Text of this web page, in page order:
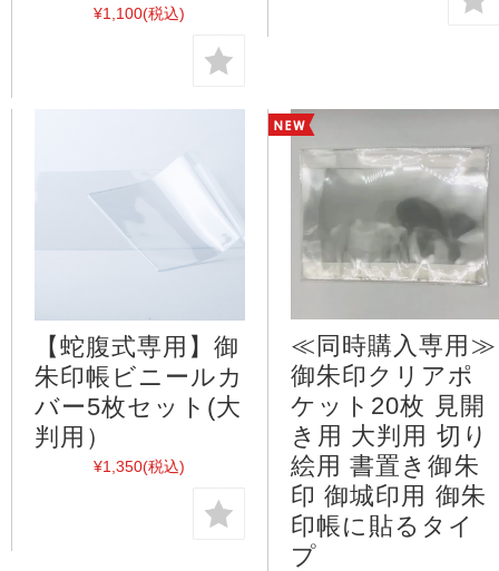
¥1,100(税込)
【蛇腹式専用】御
朱印帳ビニールカ
バー5枚セット(大
判用）
¥1,350(税込)
≪同時購入専用≫
御朱印クリアポ
ケット20枚 見開
き用 大判用 切り
絵用 書置き御朱
印 御城印用 御朱
印帳に貼るタイ
プ